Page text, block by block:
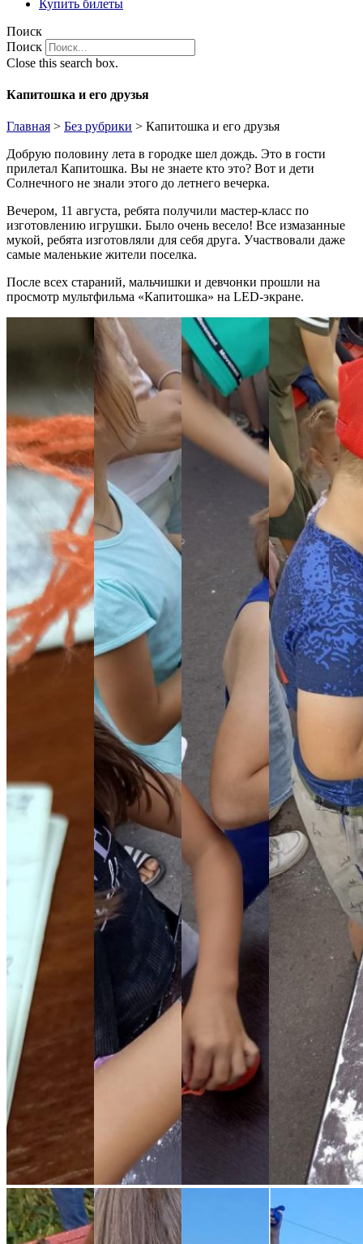
Купить билеты
Поиск
Поиск
Close this search box.
Капитошка и его друзья
Главная > Без рубрики > Капитошка и его друзья
Добрую половину лета в городке шел дождь. Это в гости
прилетал Капитошка. Вы не знаете кто это? Вот и дети
Солнечного не знали этого до летнего вечерка.
Вечером, 11 августа, ребята получили мастер-класс по
изготовлению игрушки. Было очень весело! Все измазанные
мукой, ребята изготовляли для себя друга. Участвовали даже
самые маленькие жители поселка.
После всех стараний, мальчишки и девчонки прошли на
просмотр мультфильма «Капитошка» на LED-экране.